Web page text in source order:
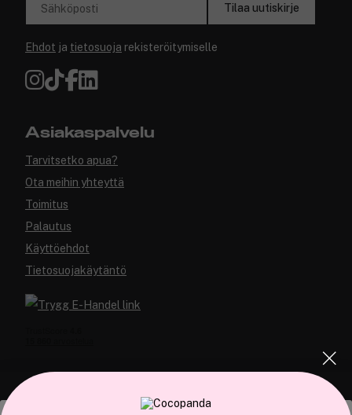
Sähköposti Tilaa uutiskirje
Ehdot ja tietosuoja rekisteröitymiselle
Asiakaspalvelu
Tarvitsetko apua?
Ota meihin yhteyttä
Toimitus
Palautus
Käyttöehdot
Tietosuojakäytäntö